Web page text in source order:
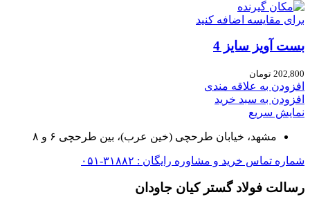
برای مقایسه اضافه کنید
بست آویز سایز 4
202,800 تومان
افزودن به علاقه مندی
افزودن به سبد خرید
نمایش سریع
مشهد، خیابان طرحچی (خین عرب)، بین طرحچی ۶ و ۸
شماره تماس خرید و مشاوره رایگان : ۳۱۸۸۲-۰۵۱
رسالت فولاد گستر کیان جاودان